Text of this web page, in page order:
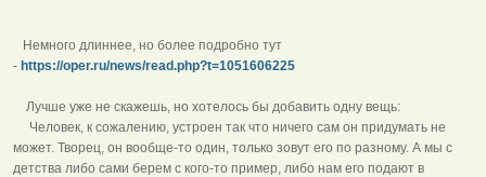
Немного длиннее, но более подробно тут
- https://oper.ru/news/read.php?t=1051606225
Лучше уже не скажешь, но хотелось бы добавить одну вещь:
Человек, к сожалению, устроен так что ничего сам он придумать не
может. Творец, он вообще-то один, только зовут его по разному. А мы с
детства либо сами берем с кого-то пример, либо нам его подают в